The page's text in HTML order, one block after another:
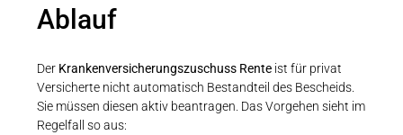
Ablauf
Der Krankenversicherungszuschuss Renteist für privat
Versicherte nicht automatisch Bestandteil des Bescheids.
Sie müssen diesen aktiv beantragen. Das Vorgehen sieht im
Regelfall so aus: